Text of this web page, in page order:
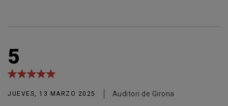
5
JUEVES, 13 MARZO 2025 Auditori de Girona